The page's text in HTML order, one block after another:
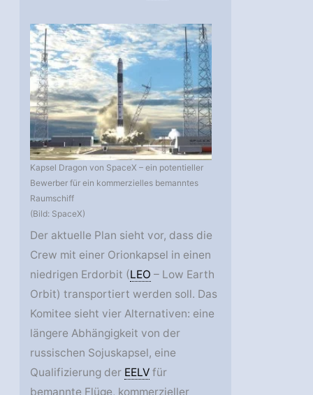
Kapsel Dragon von SpaceX – ein potentieller
Bewerber für ein kommerzielles bemanntes
Raumschiff
(Bild: SpaceX)
Der aktuelle Plan sieht vor, dass die
Crew mit einer Orionkapsel in einen
niedrigen Erdorbit (LEO – Low Earth
Orbit) transportiert werden soll. Das
Komitee sieht vier Alternativen: eine
längere Abhängigkeit von der
russischen Sojuskapsel, eine
Qualifizierung der EELV für
bemannte Flüge, kommerzieller